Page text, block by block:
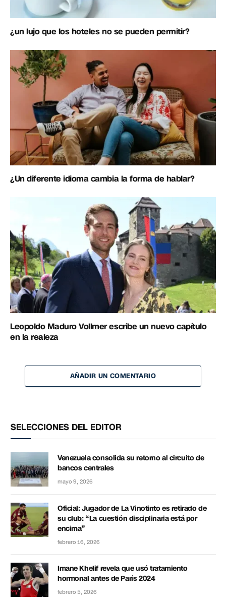
¿un lujo que los hoteles no se pueden permitir?
¿Un diferente idioma cambia la forma de hablar?
Leopoldo Maduro Vollmer escribe un nuevo capítulo
en la realeza
AÑADIR UN COMENTARIO
SELECCIONES DEL EDITOR
Venezuela consolida su retorno al circuito de
bancos centrales
mayo 9, 2026
Oficial: Jugador de La Vinotinto es retirado de
su club: “La cuestión disciplinaria está por
encima”
febrero 16, 2026
Imane Khelif revela que usó tratamiento
hormonal antes de París 2024
febrero 5, 2026